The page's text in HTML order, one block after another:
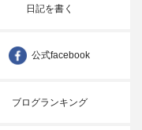
日記を書く
公式facebook
ブログランキング